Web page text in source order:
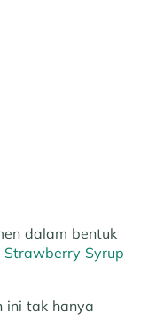
dalam bentuk
Strawberry Syrup
ini tak hanya